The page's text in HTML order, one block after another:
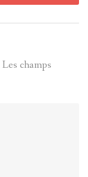
Les champs